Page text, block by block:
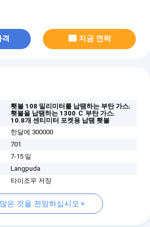
지금 연락
횃불 108 밀리미터를 납땜하는 부탄 가스,
횃불을 납땜하는 1300 Ｃ 부탄 가스,
10.8개 센티미터 포켓용 납땜 횃불
한달에 300000
701
7-15 일
Langpuda
타이조우 저장
은 것을 전망하십시오